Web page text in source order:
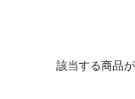
該当する商品